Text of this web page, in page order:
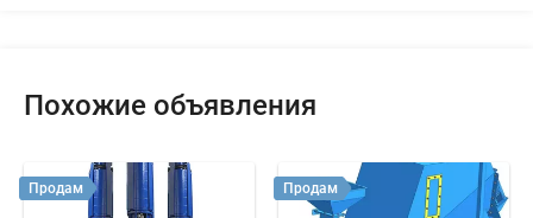
Похожие объявления
Продам Продам